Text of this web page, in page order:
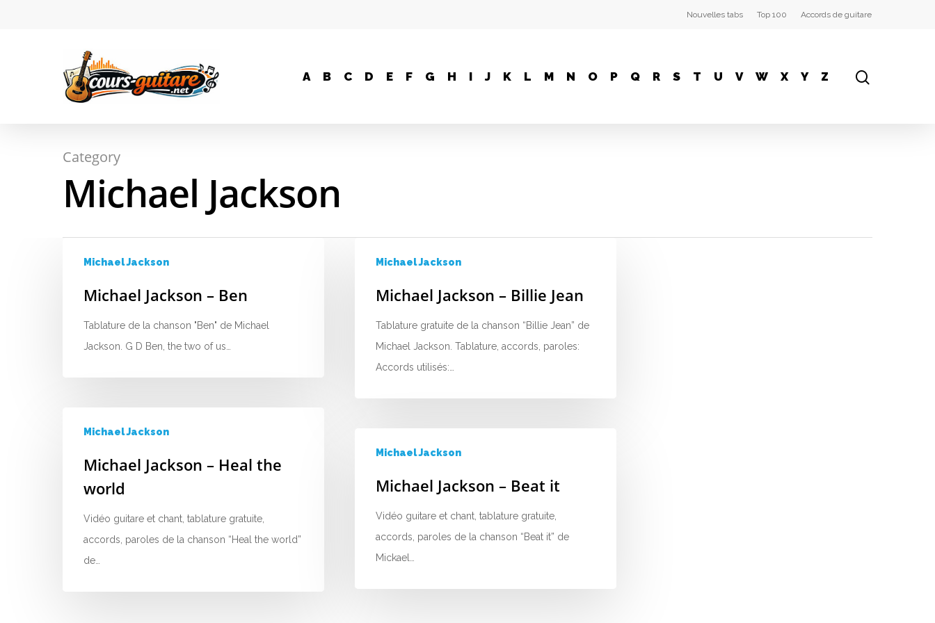
Nouvelles tabs Top 100 Accords de guitare
A B C D E F G H I J K L M N O P Q R S T U V W X Y Z
Category
Michael Jackson
Michael Jackson
Michael Jackson – Ben
Tablature de la chanson "Ben" de Michael
Jackson. G D Ben, the two of us…
Michael Jackson
Michael Jackson – Billie Jean
Tablature gratuite de la chanson “Billie Jean” de
Michael Jackson. Tablature, accords, paroles:
Accords utilisés:…
Michael Jackson
Michael Jackson – Heal the
world
Vidéo guitare et chant, tablature gratuite,
accords, paroles de la chanson “Heal the world”
de…
Michael Jackson
Michael Jackson – Beat it
Vidéo guitare et chant, tablature gratuite,
accords, paroles de la chanson “Beat it” de
Mickael…